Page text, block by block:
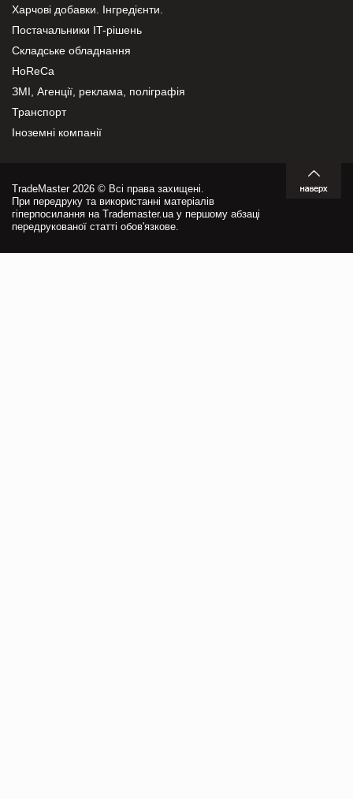
Харчові добавки. Інгредієнти.
Постачальники IT-рішень
Складське обладнання
HoReCa
ЗМІ, Агенції, реклама, поліграфія
Транспорт
Іноземні компанії
TradeMaster 2026 © Всі права захищені.
При передруку та використанні матеріалів
гіперпосилання на Trademaster.ua у першому абзаці
передрукованої статті обов'язкове.